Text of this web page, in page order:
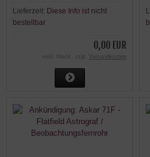
Lieferzeit: Diese Info ist nicht
bestellbar
0,00 EUR
exkl. MwSt. zzgl. Versandkosten